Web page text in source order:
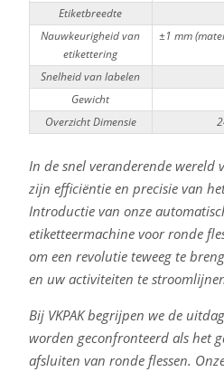
Etiketbreedte
Nauwkeurigheid van
etikettering
±1 mm
Snelheid van labelen
Gewicht
Overzicht Dimensie
In de snel veranderende wereld
zijn efficiëntie en precisie van
Introductie van onze
etiketteermachine voor ronde
om een revolutie teweeg te
en uw activiteiten te
Bij VKPAK begrijpen we de
worden geconfronteerd als het
afsluiten van ronde flessen.